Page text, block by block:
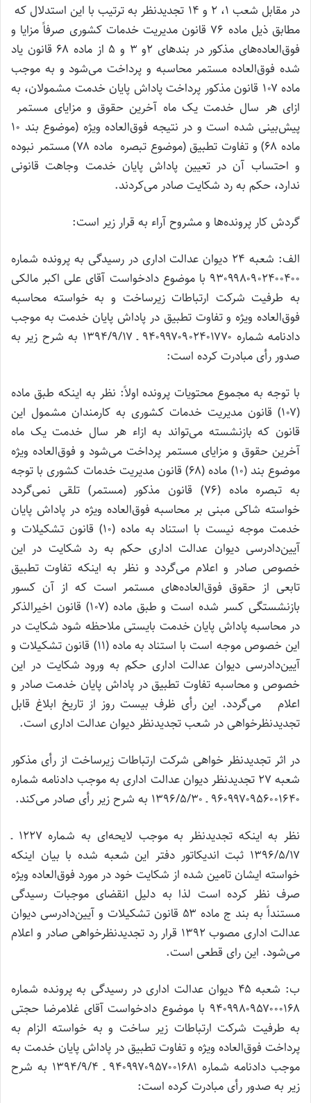
در مقابل شعب ۱، ۲ و ۱۴ تجدیدنظر به ترتیب با این استدلال که
مطابق ذیل ماده ۷۶ قانون مدیریت خدمات کشوری صرفاً مزایا و
فوق‌العاده‌های مذکور در بندهای ۲و ۳ و ۵ از ماده ۶۸ قانون یاد
شده فوق‌العاده مستمر محاسبه و پرداخت می‌شود و به موجب
ماده ۱۰۷ قانون مذکور پرداخت پاداش پایان خدمت مشمولان، به
ازای هر سال خدمت یک ماه آخرین حقوق و مزایای مستمر
پیش‌بینی شده است و در نتیجه فوق‌العاده ویژه (موضوع بند ۱۰
ماده ۶۸) و تفاوت تطبیق (موضوع تبصره ماده ۷۸) مستمر نبوده
و احتساب آن در تعیین پاداش پایان خدمت وجاهت قانونی
ندارد، حکم به رد شکایت صادر می‌کردند.
گردش کار پرونده‌ها و مشروح آراء به قرار زیر است:
الف: شعبه ۲۴ دیوان عدالت اداری در رسیدگی به پرونده شماره
۹۳۰۹۹۸۰۹۰۲۴۰۰۴۰۰ با موضوع دادخواست آقای علی اکبر مالکی
به طرفیت شرکت ارتباطات زیرساخت و به خواسته محاسبه
فوق‌العاده ویژه و تفاوت تطبیق در پاداش پایان خدمت به موجب
دادنامه شماره ۹۴۰۹۹۷۰۹۰۲۴۰۱۷۷۰ ـ ۱۳۹۴/۹/۱۷ به شرح زیر به
صدور رأی مبادرت کرده است:
با توجه به مجموع محتویات پرونده اولاً: نظر به اینکه طبق ماده
(۱۰۷) قانون مدیریت خدمات کشوری به کارمندان مشمول این
قانون که بازنشسته می‌تواند به ازاء هر سال خدمت یک ماه
آخرین حقوق و مزایای مستمر پرداخت می‌شود و فوق‌العاده ویژه
موضوع بند (۱۰) ماده (۶۸) قانون مدیریت خدمات کشوری با توجه
به تبصره ماده (۷۶) قانون مذکور (مستمر) تلقی نمی‌گردد
خواسته شاکی مبنی بر محاسبه فوق‌العاده ویژه در پاداش پایان
خدمت موجه نیست با استناد به ماده (۱۰) قانون تشکیلات و
آیین‌دادرسی دیوان عدالت اداری حکم به رد شکایت در این
خصوص صادر و اعلام می‌گردد و نظر به اینکه تفاوت تطبیق
تابعی از حقوق فوق‌العاده‌های مستمر است که از آن کسور
بازنشستگی کسر شده است و طبق ماده (۱۰۷) قانون اخیرالذکر
در محاسبه پاداش پایان خدمت بایستی ملاحظه شود شکایت در
این خصوص موجه است با استناد به ماده (۱۱) قانون تشکیلات و
آیین‌دادرسی دیوان عدالت اداری حکم به ورود شکایت در این
خصوص و محاسبه تفاوت تطبیق در پاداش پایان خدمت صادر و
اعلام می‌گردد. این رأی ظرف بیست روز از تاریخ ابلاغ قابل
تجدیدنظرخواهی در شعب تجدیدنظر دیوان عدالت اداری است.
در اثر تجدیدنظر خواهی شرکت ارتباطات زیرساخت از رأی مذکور
شعبه ۲۷ تجدیدنظر دیوان عدالت اداری به موجب دادنامه شماره
۹۶۰۹۹۷۰۹۵۶۰۰۱۶۴۰ ـ ۱۳۹۶/۵/۳۰ به شرح زیر رأی صادر می‌کند.
نظر به اینکه تجدیدنظر به موجب لایحه‌ای به شماره ۱۲۲۷ ـ
۱۳۹۶/۵/۱۷ ثبت اندیکاتور دفتر این شعبه شده با بیان اینکه
خواسته ایشان تامین شده از شکایت خود در مورد فوق‌العاده ویژه
صرف نظر کرده است لذا به دلیل انقضای موجبات رسیدگی
مستنداً به بند ج ماده ۵۳ قانون تشکیلات و آیین‌دادرسی دیوان
عدالت اداری مصوب ۱۳۹۲ قرار رد تجدیدنظرخواهی صادر و اعلام
می‌شود. این رای قطعی است.
ب: شعبه ۴۵ دیوان عدالت اداری در رسیدگی به پرونـده شماره
۹۴۰۹۹۸۰۹۵۷۰۰۰۱۶۸ با موضوع دادخواست آقای غلامرضا حجتی
به طرفیت شرکت ارتباطات زیر ساخت و به خواسته الزام به
پرداخت فوق‌العاده ویژه و تفاوت تطبیق در پاداش پایان خدمت به
موجب دادنامه شماره ۹۴۰۹۹۷۰۹۵۷۰۰۱۶۸۱ ـ ۱۳۹۴/۹/۴ به شرح
زیر به صدور رأی مبادرت کرده است: